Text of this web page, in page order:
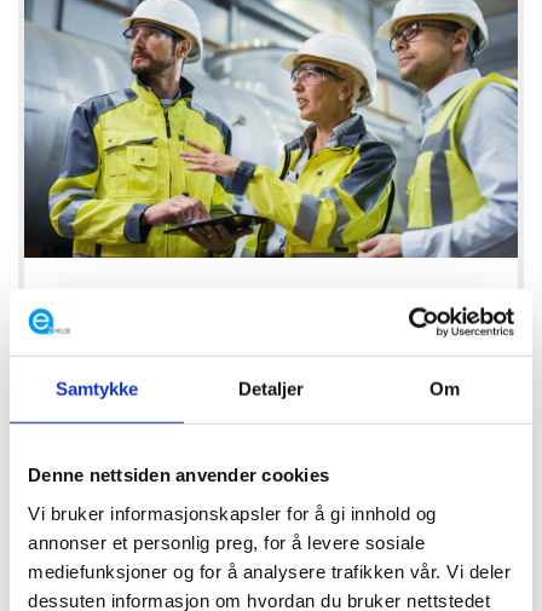
Samtykke Detaljer Om
Denne nettsiden anvender cookies
Vi bruker informasjonskapsler for å gi innhold og
annonser et personlig preg, for å levere sosiale
mediefunksjoner og for å analysere trafikken vår. Vi deler
dessuten informasjon om hvordan du bruker nettstedet
SYKEFRAVÆRSKURS.
Bli god på sykefraværshåndtering, til det beste
for deg selv, den ansatte og bedriften. ...
LES MER